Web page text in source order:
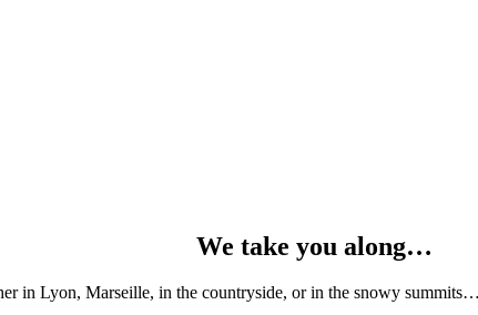
We take you along…
in Lyon, Marseille, in the countryside, or in the snowy